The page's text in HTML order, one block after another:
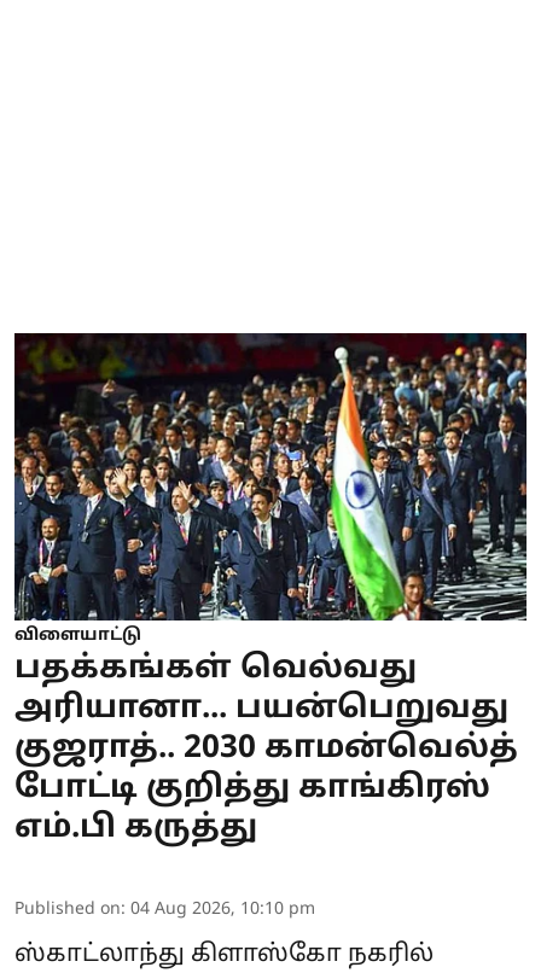
விளையாட்டு
பதக்கங்கள் வெல்வது
அரியானா... பயன்பெறுவது
குஜராத்.. 2030 காமன்வெல்த்
போட்டி குறித்து காங்கிரஸ்
எம்.பி கருத்து
Published on: 04 Aug 2026, 10:10 pm
ஸ்காட்லாந்து கிளாஸ்கோ நகரில்